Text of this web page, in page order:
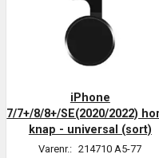
iPhone
7/7+/8/8+/SE(2020/2022)
knap - universal (sort)
Varenr.: 214710 A5-77